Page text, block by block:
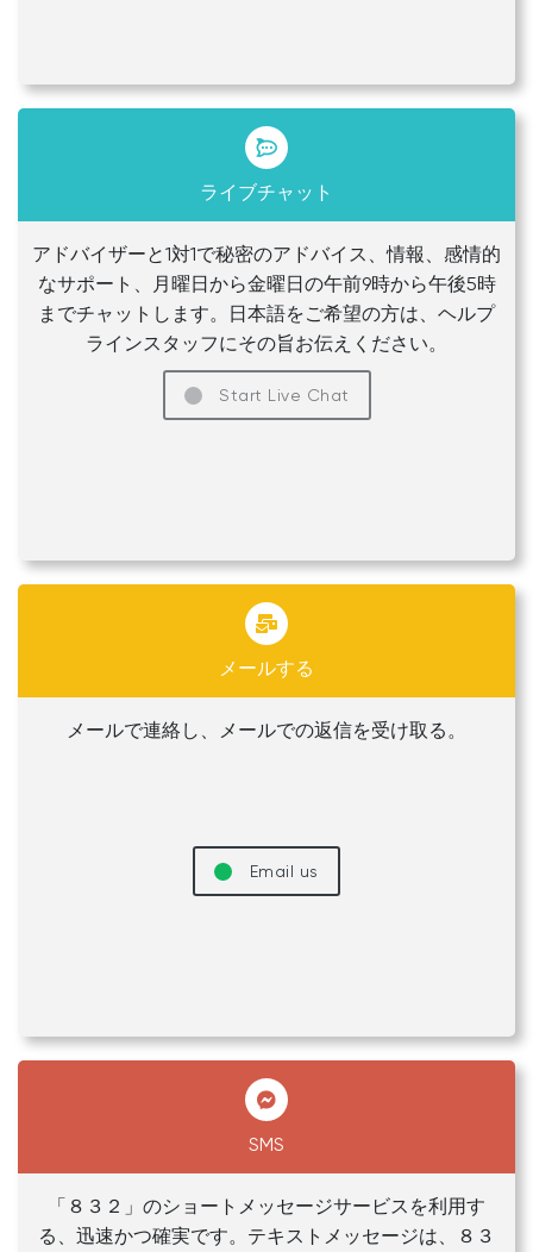
ライブチャット
アドバイザーと1対1で秘密のアドバイス、情報、感情的
なサポート、月曜日から金曜日の午前9時から午後5時
までチャットします。日本語をご希望の方は、ヘルプ
ラインスタッフにその旨お伝えください。
Start Live Chat
メールする
メールで連絡し、メールでの返信を受け取る。
Email us
SMS
「８３２」のショートメッセージサービスを利用す
る、迅速かつ確実です。テキストメッセージは、８３